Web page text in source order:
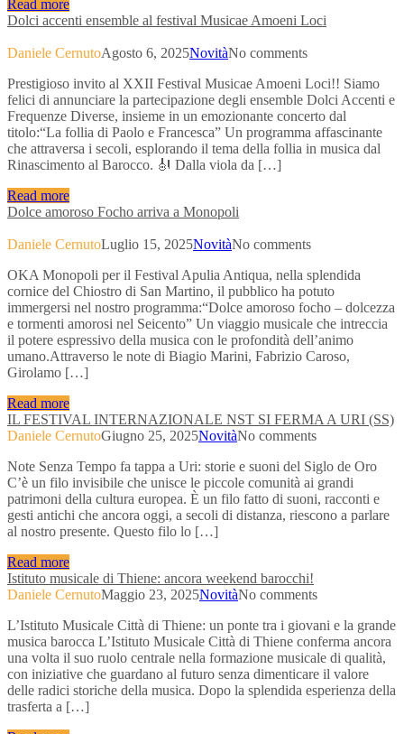
Read more
Dolci accenti ensemble al festival Musicae Amoeni Loci
Daniele CernutoAgosto 6, 2025NovitàNo comments
Prestigioso invito al XXII Festival Musicae Amoeni Loci!! Siamo
felici di annunciare la partecipazione degli ensemble Dolci Accenti e
Frequenze Diverse, insieme in un emozionante concerto dal
titolo:“La follia di Paolo e Francesca” Un programma affascinante
che attraversa i secoli, esplorando il tema della follia in musica dal
Rinascimento al Barocco. 🎻 Dalla viola da […]
Read more
Dolce amoroso Focho arriva a Monopoli
Daniele CernutoLuglio 15, 2025NovitàNo comments
OKA Monopoli per il Festival Apulia Antiqua, nella splendida
cornice del Chiostro di San Martino, il pubblico ha potuto
immergersi nel nostro programma:“Dolce amoroso focho – dolcezza
e tormenti amorosi nel Seicento” Un viaggio musicale che intreccia
il potere espressivo della musica con le profondità dell’animo
umano.Attraverso le note di Biagio Marini, Fabrizio Caroso,
Girolamo […]
Read more
IL FESTIVAL INTERNAZIONALE NST SI FERMA A URI (SS)
Daniele CernutoGiugno 25, 2025NovitàNo comments
Note Senza Tempo fa tappa a Uri: storie e suoni del Siglo de Oro
C’è un filo invisibile che unisce le piccole comunità ai grandi
patrimoni della cultura europea. È un filo fatto di suoni, racconti e
gesti antichi che ancora oggi, a secoli di distanza, riescono a parlare
al nostro presente. Questo filo lo […]
Read more
Istituto musicale di Thiene: ancora weekend barocchi!
Daniele CernutoMaggio 23, 2025NovitàNo comments
L’Istituto Musicale Città di Thiene: un ponte tra i giovani e la grande
musica barocca L’Istituto Musicale Città di Thiene conferma ancora
una volta il suo ruolo centrale nella formazione musicale di qualità,
con iniziative che guardano al futuro senza dimenticare il valore
delle radici storiche della musica. Dopo la splendida esperienza della
trasferta a […]